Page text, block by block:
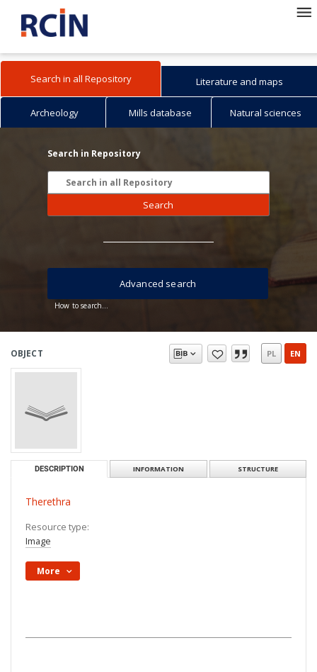
Search in all Repository Literature and maps
Archeology Mills database Natural sciences
Search in Repository
Search
How to search...
Advanced search
OBJECT PL EN
DESCRIPTION INFORMATION STRUCTURE
Therethra
Resource type:
Image
More